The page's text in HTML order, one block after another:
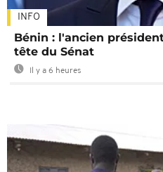
INFO
Bénin : l'ancien
tête du Sénat
Il y a 6 heures